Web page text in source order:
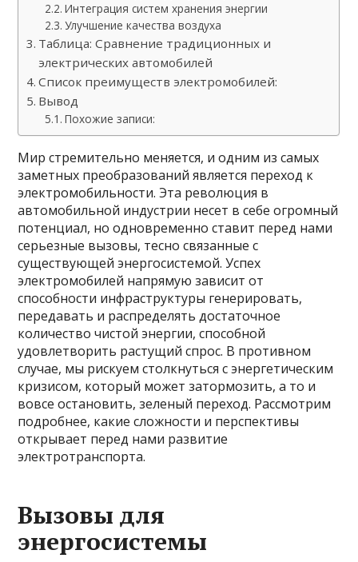
Интеграция систем хранения энергии
Улучшение качества воздуха
Таблица: Сравнение традиционных и
электрических автомобилей
Список преимуществ электромобилей:
Вывод
Похожие записи:
Мир стремительно меняется, и одним из самых
заметных преобразований является переход к
электромобильности. Эта революция в
автомобильной индустрии несет в себе огромный
потенциал, но одновременно ставит перед нами
серьезные вызовы, тесно связанные с
существующей энергосистемой. Успех
электромобилей напрямую зависит от
способности инфраструктуры генерировать,
передавать и распределять достаточное
количество чистой энергии, способной
удовлетворить растущий спрос. В противном
случае, мы рискуем столкнуться с энергетическим
кризисом, который может затормозить, а то и
вовсе остановить, зеленый переход. Рассмотрим
подробнее, какие сложности и перспективы
открывает перед нами развитие
электротранспорта.
Вызовы для
энергосистемы